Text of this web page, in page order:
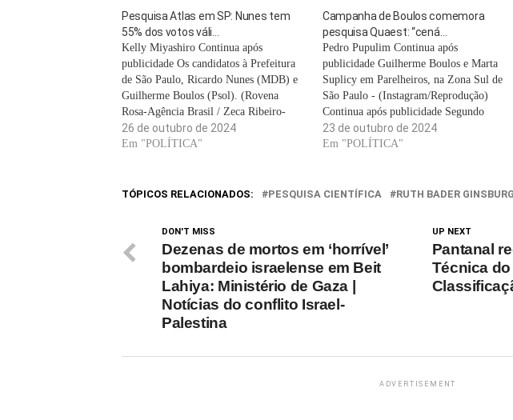
Pesquisa Atlas em SP: Nunes tem
55% dos votos váli…
Kelly Miyashiro Continua após
publicidade Os candidatos à Prefeitura
de São Paulo, Ricardo Nunes (MDB) e
Guilherme Boulos (Psol). (Rovena
Rosa-Agência Brasil / Zeca Ribeiro-
Câmara dos Deputados/Reprodução)
Continua após publicidade A última
(MDB) com 55,6% dos votos válidos
26 de outubro de 2024
Em "POLÍTICA"
Campanha de Boulos comemora
pesquisa Quaest: “cená…
Pedro Pupulim Continua após
publicidade Guilherme Boulos e Marta
Suplicy em Parelheiros, na Zona Sul de
São Paulo - (Instagram/Reprodução)
Continua após publicidade Segundo
pesquisa divulgada pela Quaest nesta
quarta-feira, o prefeito e candidato à
contra 35% do…
23 de outubro de 2024
Em "POLÍTICA"
TÓPICOS RELACIONADOS: PESQUISA CIENTÍFICA RUTH BADER GINSBURG
UP NEXT
Pantanal
Técnica
DON'T MISS
Dezenas de mortos em ‘horrível’
bombardeio israelense em Beit
Lahiya: Ministério de Gaza |
Notícias do conflito Israel-
Palestina
ADVERTISEMENT